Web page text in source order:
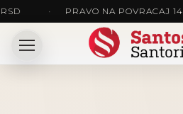
• PRAVO NA POVRACAJ 14 DANA